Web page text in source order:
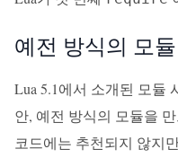
예전 방식의 모
Lua 5.1에서 소개된 모듈
안, 예전 방식의 모듈을
코드에는 추천되지 않지